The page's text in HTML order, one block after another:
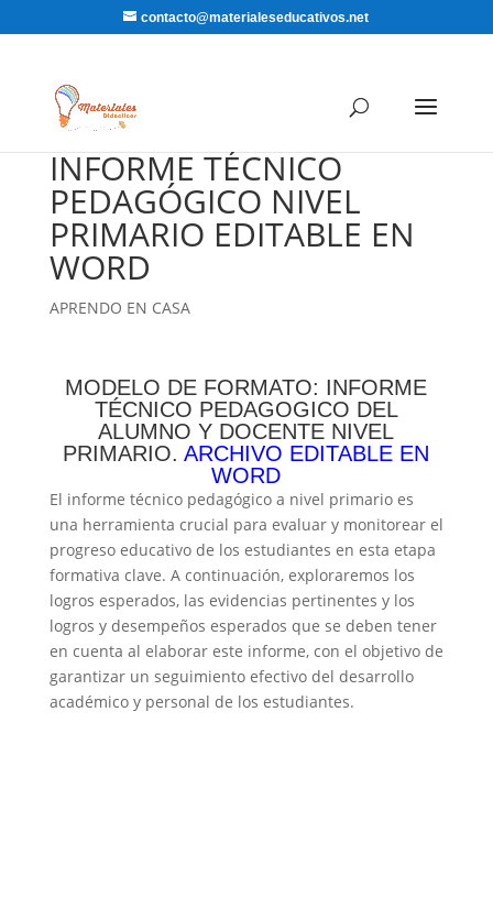
contacto@materialeseducativos.net
INFORME TÉCNICO
PEDAGÓGICO NIVEL
PRIMARIO EDITABLE EN
WORD
APRENDO EN CASA
MODELO DE FORMATO: INFORME
TÉCNICO PEDAGOGICO DEL
ALUMNO Y DOCENTE NIVEL
PRIMARIO.ARCHIVO EDITABLE EN
WORD
El informe técnico pedagógico a nivel primario es
una herramienta crucial para evaluar y monitorear el
progreso educativo de los estudiantes en esta etapa
formativa clave. A continuación, exploraremos los
logros esperados, las evidencias pertinentes y los
logros y desempeños esperados que se deben tener
en cuenta al elaborar este informe, con el objetivo de
garantizar un seguimiento efectivo del desarrollo
académico y personal de los estudiantes.